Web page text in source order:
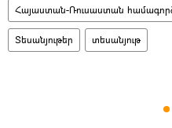
Հայաստան-Ռուսաստան
Տեսանյութեր տեսանյութ